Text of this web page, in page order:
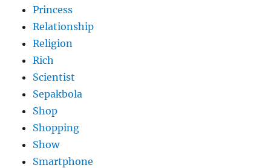
Princess
Relationship
Religion
Rich
Scientist
Sepakbola
Shop
Shopping
Show
Smartphone